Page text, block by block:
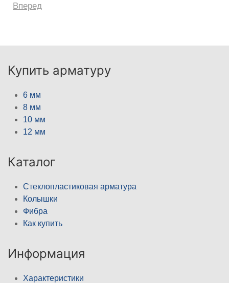
Вперед
Купить арматуру
6 мм
8 мм
10 мм
12 мм
Каталог
Стеклопластиковая арматура
Колышки
Фибра
Как купить
Информация
Характеристики